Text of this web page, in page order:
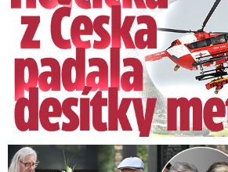
VIDEO: Podívejte se, proč se
říká, že je jako na houpačce
Video se
Speciální řečníci nad rakví Laurina: